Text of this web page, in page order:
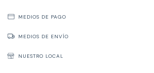
MEDIOS DE PAGO
MEDIOS DE ENVÍO
NUESTRO LOCAL